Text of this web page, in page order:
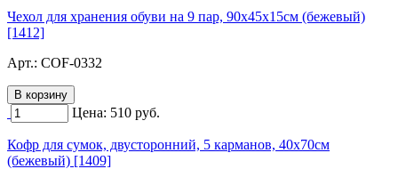
Чехол для хранения обуви на 9 пар, 90х45х15см (бежевый)
[1412]
Арт.: COF-0332
Цена: 510 руб.
Кофр для сумок, двусторонний, 5 карманов, 40х70см
(бежевый) [1409]